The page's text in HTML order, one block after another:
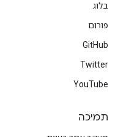
בלוג
פורום
GitHub
Twitter
YouTube
תמיכה